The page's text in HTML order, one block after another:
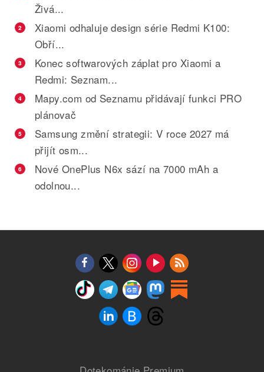
Živá...
2
Xiaomi odhaluje design série Redmi K100:
Obří...
3
Konec softwarových záplat pro Xiaomi a
Redmi: Seznam...
4
Mapy.com od Seznamu přidávají funkci PRO
plánovač
5
Samsung změní strategii: V roce 2027 má
přijít osm...
6
Nové OnePlus N6x sází na 7000 mAh a
odolnou...